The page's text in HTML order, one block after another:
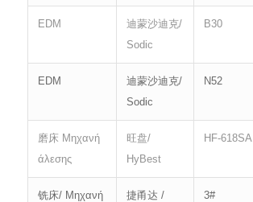
EDM
迪蒙沙迪克/
Sodic
B30
EDM
迪蒙沙迪克/
Sodic
N52
磨床 Μηχανή
άλεσης
旺盘/
HyBest
HF-618SA
铣床/ Μηχανή
捷甬达 /
3#